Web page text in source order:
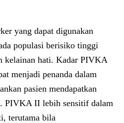
yang dapat digunakan
populasi berisiko tinggi
kelainan hati. Kadar PIVKA
menjadi penanda dalam
pasien mendapatkan
PIVKA II lebih sensitif dalam
terutama bila